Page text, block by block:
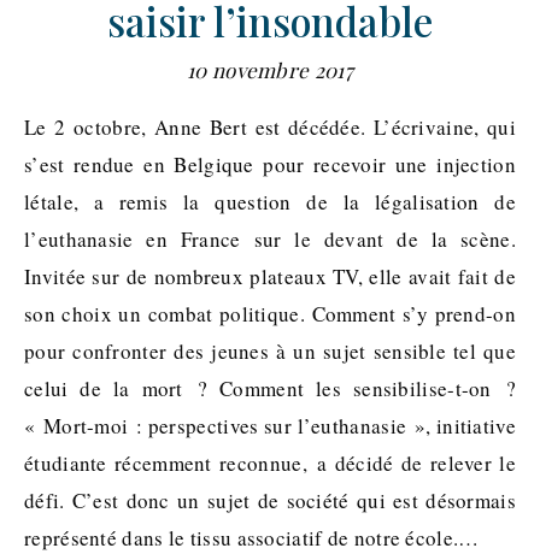
saisir l’insondable
10 novembre 2017
Le 2 octobre, Anne Bert est décédée. L’écrivaine, qui
s’est rendue en Belgique pour recevoir une injection
létale, a remis la question de la légalisation de
l’euthanasie en France sur le devant de la scène.
Invitée sur de nombreux plateaux TV, elle avait fait de
son choix un combat politique. Comment s’y prend-on
pour confronter des jeunes à un sujet sensible tel que
celui de la mort ? Comment les sensibilise-t-on ?
« Mort-moi : perspectives sur l’euthanasie », initiative
étudiante récemment reconnue, a décidé de relever le
défi. C’est donc un sujet de société qui est désormais
représenté dans le tissu associatif de notre école.…